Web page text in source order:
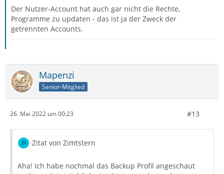
Der Nutzer-Account hat auch gar nicht die Rechte,
Programme zu updaten - das ist ja der Zweck der
getrennten Accounts.
Mapenzi
Senior-Mitglied
26. Mai 2022 um 00:23 #13
Zitat von Zimtstern
Aha! Ich habe nochmal das Backup Profil angeschaut